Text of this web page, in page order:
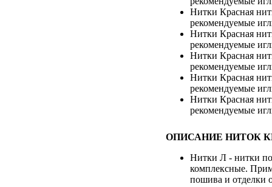
Нитки Красная
рекомендуемые
Нитки Красная
рекомендуемые
Нитки Красная
рекомендуемые
Нитки Красная
рекомендуемые
Нитки Красная
рекомендуемые
ОПИСАНИЕ НИТОК
Нитки Л - нитки
комплексные.
пошива и отделки